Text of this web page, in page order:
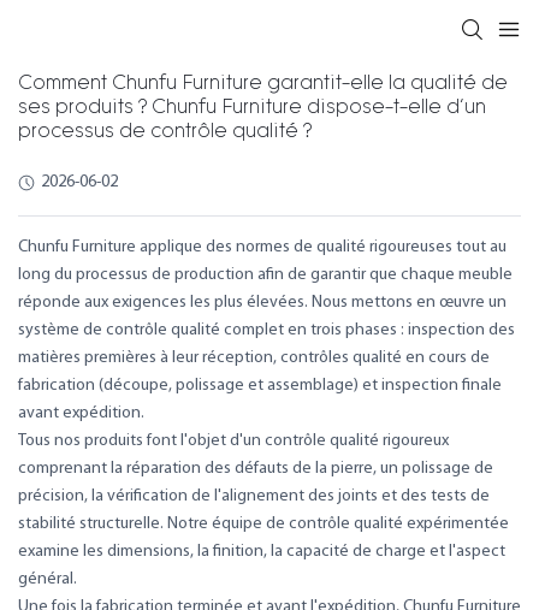
Comment Chunfu Furniture garantit-elle la qualité de
ses produits ? Chunfu Furniture dispose-t-elle d’un
processus de contrôle qualité ?
2026-06-02
Chunfu Furniture applique des normes de qualité rigoureuses tout au
long du processus de production afin de garantir que chaque meuble
réponde aux exigences les plus élevées. Nous mettons en œuvre un
système de contrôle qualité complet en trois phases : inspection des
matières premières à leur réception, contrôles qualité en cours de
fabrication (découpe, polissage et assemblage) et inspection finale
avant expédition.
Tous nos produits font l'objet d'un contrôle qualité rigoureux
comprenant la réparation des défauts de la pierre, un polissage de
précision, la vérification de l'alignement des joints et des tests de
stabilité structurelle. Notre équipe de contrôle qualité expérimentée
examine les dimensions, la finition, la capacité de charge et l'aspect
général.